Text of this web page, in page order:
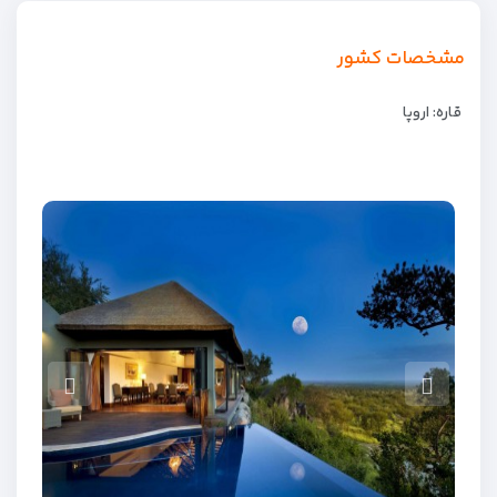
مشخصات کشور
قاره: اروپا